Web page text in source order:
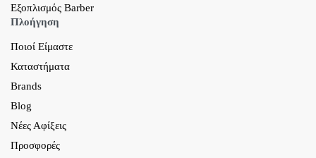
Εξοπλισμός Barber
Πλοήγηση
Ποιοί Είμαστε
Καταστήματα
Brands
Blog
Νέες Αφίξεις
Προσφορές